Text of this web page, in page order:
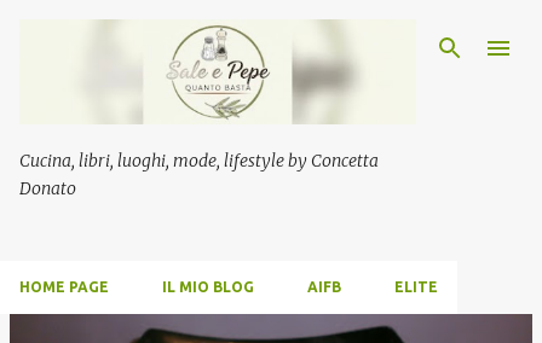
Passa ai contenuti principali
Cucina, libri, luoghi, mode, lifestyle by Concetta
Donato
HOME PAGE IL MIO BLOG AIFB ELITE